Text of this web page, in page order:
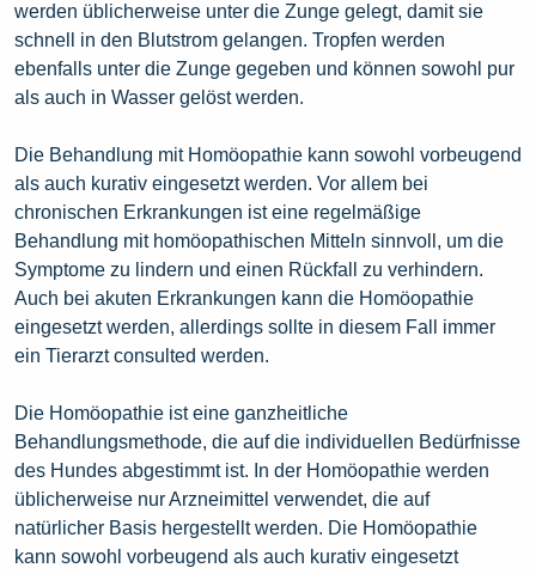
werden üblicherweise unter die Zunge gelegt, damit sie
schnell in den Blutstrom gelangen. Tropfen werden
ebenfalls unter die Zunge gegeben und können sowohl pur
als auch in Wasser gelöst werden.
Die Behandlung mit Homöopathie kann sowohl vorbeugend
als auch kurativ eingesetzt werden. Vor allem bei
chronischen Erkrankungen ist eine regelmäßige
Behandlung mit homöopathischen Mitteln sinnvoll, um die
Symptome zu lindern und einen Rückfall zu verhindern.
Auch bei akuten Erkrankungen kann die Homöopathie
eingesetzt werden, allerdings sollte in diesem Fall immer
ein Tierarzt consulted werden.
Die Homöopathie ist eine ganzheitliche
Behandlungsmethode, die auf die individuellen Bedürfnisse
des Hundes abgestimmt ist. In der Homöopathie werden
üblicherweise nur Arzneimittel verwendet, die auf
natürlicher Basis hergestellt werden. Die Homöopathie
kann sowohl vorbeugend als auch kurativ eingesetzt